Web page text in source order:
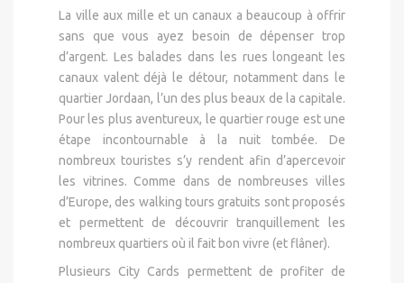
La ville aux mille et un canaux a beaucoup à offrir
sans que vous ayez besoin de dépenser trop
d’argent. Les balades dans les rues longeant les
canaux valent déjà le détour, notamment dans le
quartier Jordaan, l’un des plus beaux de la capitale.
Pour les plus aventureux, le quartier rouge est une
étape incontournable à la nuit tombée. De
nombreux touristes s’y rendent afin d’apercevoir
les vitrines. Comme dans de nombreuses villes
d’Europe, des walking tours gratuits sont proposés
et permettent de découvrir tranquillement les
nombreux quartiers où il fait bon vivre (et flâner).
Plusieurs City Cards permettent de profiter de